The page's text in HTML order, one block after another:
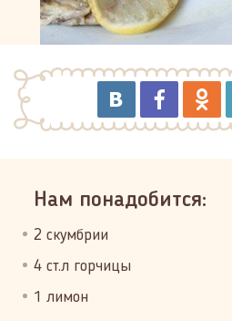
Нам понадобится:
2 скумбрии
4 ст.л горчицы
1 лимон